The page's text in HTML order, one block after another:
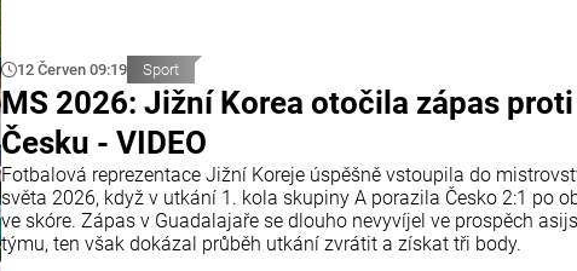
12 Červen 09:19 Sport
MS 2026: Jižní Korea otočila zápas proti
Česku - VIDEO
Fotbalová reprezentace Jižní Koreje úspěšně vstoupila do
světa 2026, když v utkání 1. kola skupiny A porazila Česko 2:1 po
ve skóre. Zápas v Guadalajaře se dlouho nevyvíjel ve prospěch
týmu, ten však dokázal průběh utkání zvrátit a získat tři body.